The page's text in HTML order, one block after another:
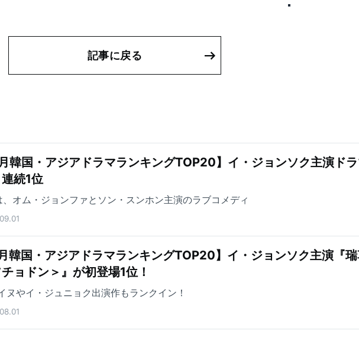
記事に戻る
月韓国・アジアドラマランキングTOP20】イ・ジョンソク主演ド
続1位
、オム・ジョンファとソン・スンホン主演のラブコメディ
月韓国・アジアドラマランキングTOP20】イ・ジョンソク主演『
チョドン＞』が初登場1位！
ヌやイ・ジュニョク出演作もランクイン！